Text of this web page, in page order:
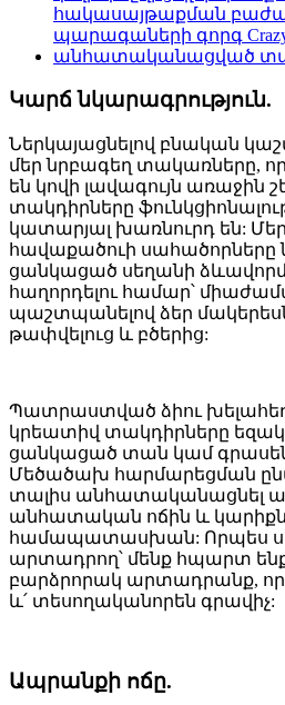
Կարճ նկարագրություն.
Ներկայացնելով բնական
մեր նրբագեղ տակառները,
են կովի լավագույն առաջին
տակդիրները
կատարյալ խառնուրդ են: Մեր
հավաքածուի
ցանկացած սեղանի
հաղորդելու համար՝
պաշտպանելով ձեր
թափվելուց և բծերից:
Պատրաստված ձիու խելահեղ
կրեատիվ տակդիրները
ցանկացած տան կամ
Մեծածախ հարմարեցման
տալիս անհատականացնել
անհատական ​​ոճին և
համապատասխան: Որպես
արտադրող՝ մենք հպարտ
բարձրորակ արտադրանք,
և՛ տեսողականորեն գրավիչ:
Ապրանքի ոճը.